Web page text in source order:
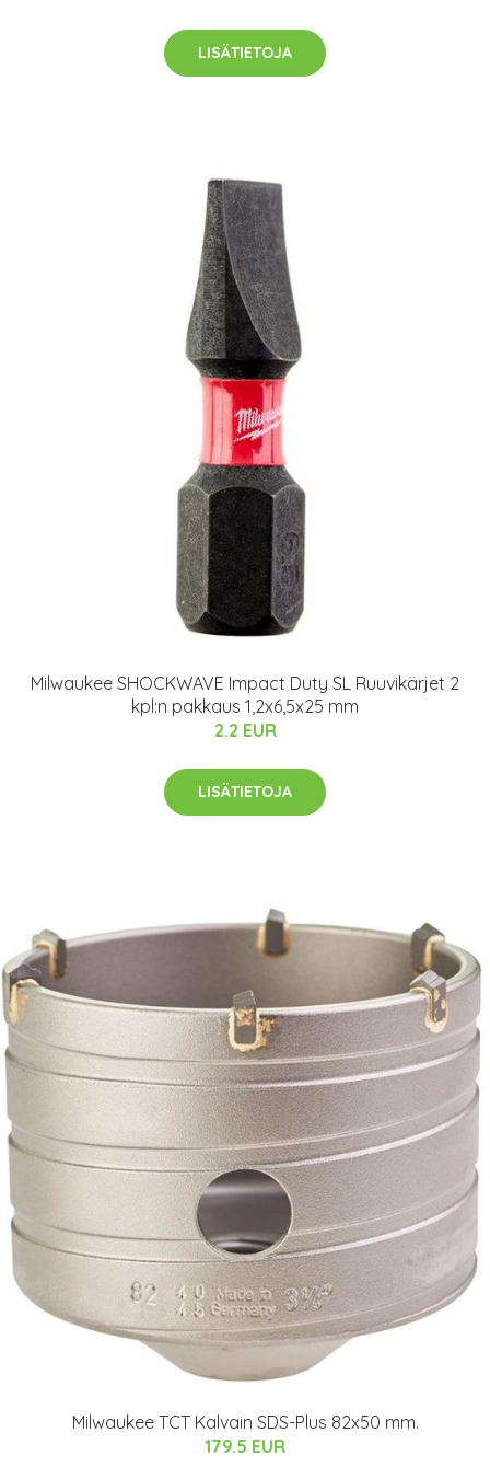
LISÄTIETOJA
Milwaukee SHOCKWAVE Impact Duty SL Ruuvikärjet 2
kpl:n pakkaus 1,2x6,5x25 mm
2.2 EUR
LISÄTIETOJA
Milwaukee TCT Kalvain SDS-Plus 82x50 mm.
179.5 EUR